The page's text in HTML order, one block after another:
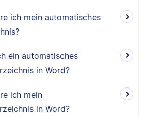
ich mein automatisches
ein automatisches
in Word?
ich mein
in Word?